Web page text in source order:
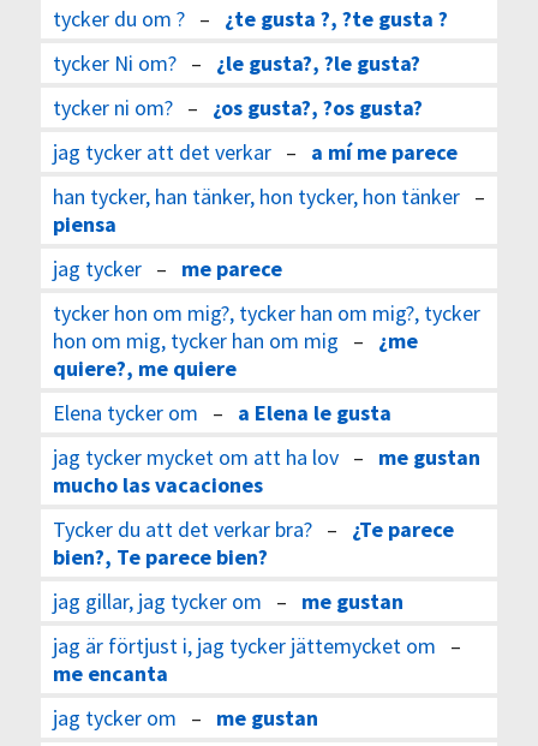
tycker du om ?– ¿te gusta ?, ?te gusta ?
tycker Ni om?– ¿le gusta?, ?le gusta?
tycker ni om?– ¿os gusta?, ?os gusta?
jag tycker att det verkar– a mí me parece
han tycker, han tänker, hon tycker, hon tänker–
piensa
jag tycker– me parece
tycker hon om mig?, tycker han om mig?, tycker
hon om mig, tycker han om mig – ¿me
quiere?, me quiere
Elena tycker om – a Elena le gusta
jag tycker mycket om att ha lov– me gustan
mucho las vacaciones
Tycker du att det verkar bra?– ¿Te parece
bien?, Te parece bien?
jag gillar, jag tycker om – me gustan
jag är förtjust i, jag tycker jättemycket om –
me encanta
jag tycker om – me gustan